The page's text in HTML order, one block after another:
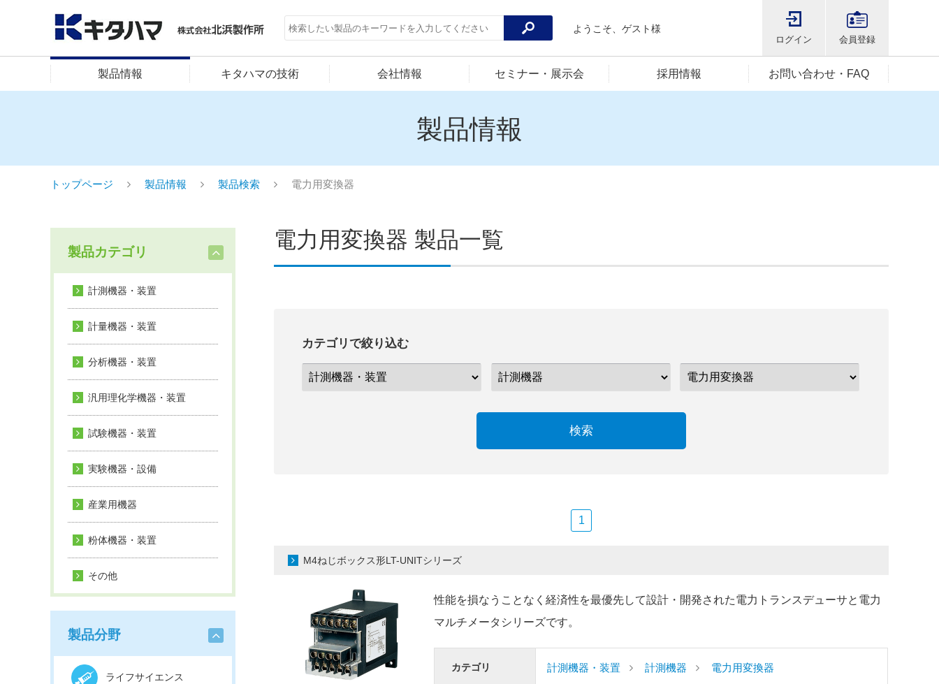
ようこそ、ゲスト様
ログイン 会員登録
製品情報 キタハマの技術 会社情報 セミナー・展示会 採用情報 お問い合わせ・FAQ
製品情報
トップページ 製品情報 製品検索 電力用変換器
製品カテゴリ
計測機器・装置
計量機器・装置
分析機器・装置
汎用理化学機器・装置
試験機器・装置
実験機器・設備
産業用機器
粉体機器・装置
その他
製品分野
ライフサイエンス
電力用変換器 製品一覧
カテゴリで絞り込む
検索
1
M4ねじボックス形LT-UNITシリーズ
性能を損なうことなく経済性を最優先して設計・開発された電力トランスデューサと電力
マルチメータシリーズです。
カテゴリ 計測機器・装置 計測機器 電力用変換器